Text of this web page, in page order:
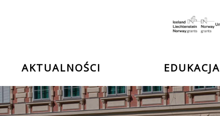
AKTUALNOŚCI EDUKACJA